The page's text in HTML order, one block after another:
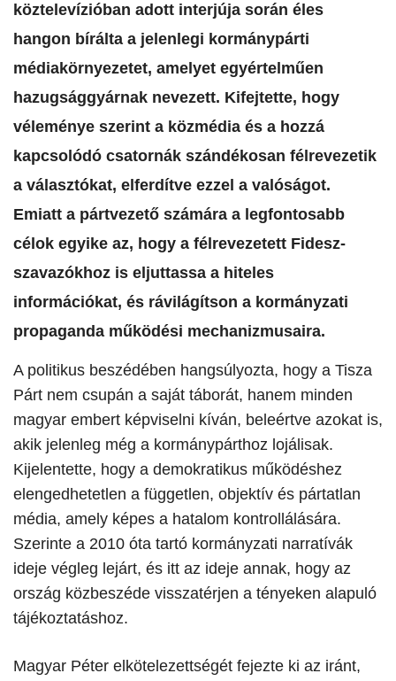
köztelevízióban adott interjúja során éles
hangon bírálta a jelenlegi kormánypárti
médiakörnyezetet, amelyet egyértelműen
hazugsággyárnak nevezett. Kifejtette, hogy
véleménye szerint a közmédia és a hozzá
kapcsolódó csatornák szándékosan félrevezetik
a választókat, elferdítve ezzel a valóságot.
Emiatt a pártvezető számára a legfontosabb
célok egyike az, hogy a félrevezetett Fidesz-
szavazókhoz is eljuttassa a hiteles
információkat, és rávilágítson a kormányzati
propaganda működési mechanizmusaira.
A politikus beszédében hangsúlyozta, hogy a Tisza
Párt nem csupán a saját táborát, hanem minden
magyar embert képviselni kíván, beleértve azokat is,
akik jelenleg még a kormánypárthoz lojálisak.
Kijelentette, hogy a demokratikus működéshez
elengedhetetlen a független, objektív és pártatlan
média, amely képes a hatalom kontrollálására.
Szerinte a 2010 óta tartó kormányzati narratívák
ideje végleg lejárt, és itt az ideje annak, hogy az
ország közbeszéde visszatérjen a tényeken alapuló
tájékoztatáshoz.
​Magyar Péter elkötelezettségét fejezte ki az iránt,